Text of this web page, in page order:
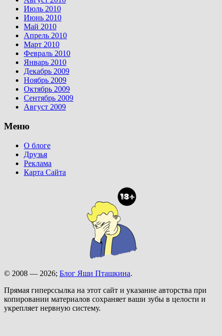
Июль 2010
Июнь 2010
Май 2010
Апрель 2010
Март 2010
Февраль 2010
Январь 2010
Декабрь 2009
Ноябрь 2009
Октябрь 2009
Сентябрь 2009
Август 2009
Меню
О блоге
Друзья
Реклама
Карта Сайта
© 2008 — 2026; Блог Яши Пташкина.
Прямая гиперссылка на этот сайт и указание авторства при
копировании материалов сохраняет ваши зубы в целости и
укрепляет нервную систему.